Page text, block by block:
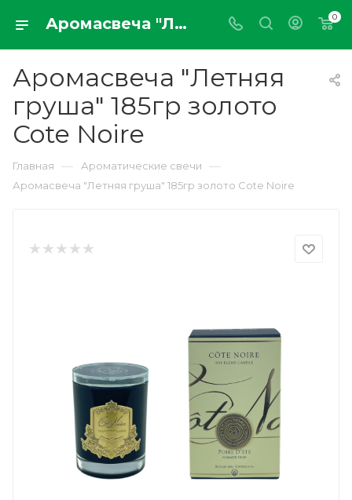
Аромасвеча "Летняя груша" 185гр золото Cote Noire 0
Аромасвеча "Летняя
груша" 185гр золото
Cote Noire
Главная — Ароматические свечи —
Аромасвеча "Летняя груша" 185гр золото Cote Noire